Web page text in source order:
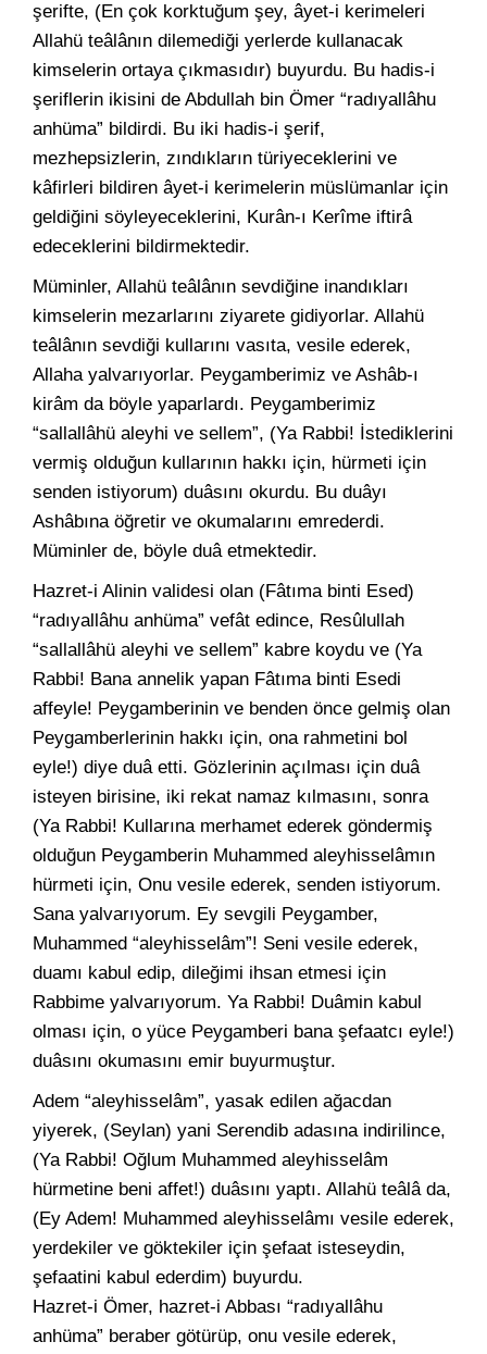
şerifte, (En çok korktuğum şey, âyet-i kerimeleri
Allahü teâlânın dilemediği yerlerde kullanacak
kimselerin ortaya çıkmasıdır) buyurdu. Bu hadis-i
şeriflerin ikisini de Abdullah bin Ömer “radıyallâhu
anhüma” bildirdi. Bu iki hadis-i şerif,
mezhepsizlerin, zındıkların türiyeceklerini ve
kâfirleri bildiren âyet-i kerimelerin müslümanlar için
geldiğini söyleyeceklerini, Kurân-ı Kerîme iftirâ
edeceklerini bildirmektedir.
Müminler, Allahü teâlânın sevdiğine inandıkları
kimselerin mezarlarını ziyarete gidiyorlar. Allahü
teâlânın sevdiği kullarını vasıta, vesile ederek,
Allaha yalvarıyorlar. Peygamberimiz ve Ashâb-ı
kirâm da böyle yaparlardı. Peygamberimiz
“sallallâhü aleyhi ve sellem”, (Ya Rabbi! İstediklerini
vermiş olduğun kullarının hakkı için, hürmeti için
senden istiyorum) duâsını okurdu. Bu duâyı
Ashâbına öğretir ve okumalarını emrederdi.
Müminler de, böyle duâ etmektedir.
Hazret-i Alinin validesi olan (Fâtıma binti Esed)
“radıyallâhu anhüma” vefât edince, Resûlullah
“sallallâhü aleyhi ve sellem” kabre koydu ve (Ya
Rabbi! Bana annelik yapan Fâtıma binti Esedi
affeyle! Peygamberinin ve benden önce gelmiş olan
Peygamberlerinin hakkı için, ona rahmetini bol
eyle!) diye duâ etti. Gözlerinin açılması için duâ
isteyen birisine, iki rekat namaz kılmasını, sonra
(Ya Rabbi! Kullarına merhamet ederek göndermiş
olduğun Peygamberin Muhammed aleyhisselâmın
hürmeti için, Onu vesile ederek, senden istiyorum.
Sana yalvarıyorum. Ey sevgili Peygamber,
Muhammed “aleyhisselâm”! Seni vesile ederek,
duamı kabul edip, dileğimi ihsan etmesi için
Rabbime yalvarıyorum. Ya Rabbi! Duâmin kabul
olması için, o yüce Peygamberi bana şefaatcı eyle!)
duâsını okumasını emir buyurmuştur.
Adem “aleyhisselâm”, yasak edilen ağacdan
yiyerek, (Seylan) yani Serendib adasına indirilince,
(Ya Rabbi! Oğlum Muhammed aleyhisselâm
hürmetine beni affet!) duâsını yaptı. Allahü teâlâ da,
(Ey Adem! Muhammed aleyhisselâmı vesile ederek,
yerdekiler ve göktekiler için şefaat isteseydin,
şefaatini kabul ederdim) buyurdu.
Hazret-i Ömer, hazret-i Abbası “radıyallâhu
anhüma” beraber götürüp, onu vesile ederek,